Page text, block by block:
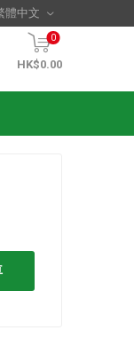
0
HK$0.00